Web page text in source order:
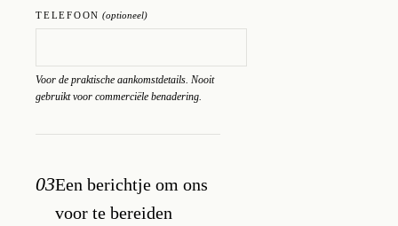
TELEFOON (optioneel)
Voor de praktische aankomstdetails. Nooit
gebruikt voor commerciële benadering.
03Een berichtje om ons
voor te bereiden